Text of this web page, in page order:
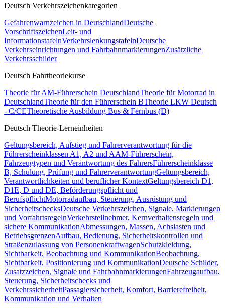
Deutsch Verkehrszeichenkategorien
Gefahrenwarnzeichen in DeutschlandDeutsche
VorschriftszeichenLeit- und
InformationstafelnVerkehrslenkungstafelnDeutsche
Verkehrseinrichtungen und FahrbahnmarkierungenZusätzliche
Verkehrsschilder
Deutsch Fahrtheoriekurse
Theorie für AM-Führerschein DeutschlandTheorie für Motorrad in
DeutschlandTheorie für den Führerschein BTheorie LKW Deutsch
- C/CETheoretische Ausbildung Bus & Fernbus (D)
Deutsch Theorie-Lerneinheiten
Geltungsbereich, Aufstieg und Fahrerverantwortung für die
Führerscheinklassen A1, A2 und AAM-Führerschein,
Fahrzeugtypen und Verantwortung des FahrersFührerscheinklasse
B, Schulung, Prüfung und FahrerverantwortungGeltungsbereich,
Verantwortlichkeiten und beruflicher KontextGeltungsbereich D1,
D1E, D und DE, Beförderungspflicht und
BerufspflichtMotorradaufbau, Steuerung, Ausrüstung und
SicherheitschecksDeutsche Verkehrszeichen, Signale, Markierungen
und VorfahrtsregelnVerkehrsteilnehmer, Kernverhaltensregeln und
sichere KommunikationAbmessungen, Massen, Achslasten und
BetriebsgrenzenAufbau, Bedienung, Sicherheitskontrollen und
Straßenzulassung von PersonenkraftwagenSchutzkleidung,
Sichtbarkeit, Beobachtung und KommunikationBeobachtung,
Sichtbarkeit, Positionierung und KommunikationDeutsche Schilder,
Zusatzzeichen, Signale und FahrbahnmarkierungenFahrzeugaufbau,
Steuerung, Sicherheitschecks und
VerkehrssicherheitPassagiersicherheit, Komfort, Barrierefreiheit,
Kommunikation und Verhalten